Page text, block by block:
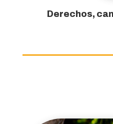
Derechos,